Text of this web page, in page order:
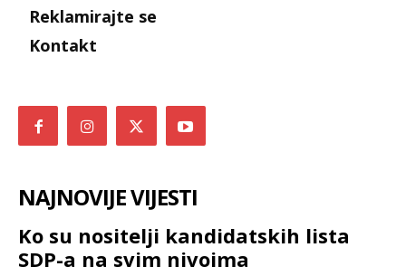
Reklamirajte se
Kontakt
NAJNOVIJE VIJESTI
Ko su nositelji kandidatskih lista
SDP-a na svim nivoima